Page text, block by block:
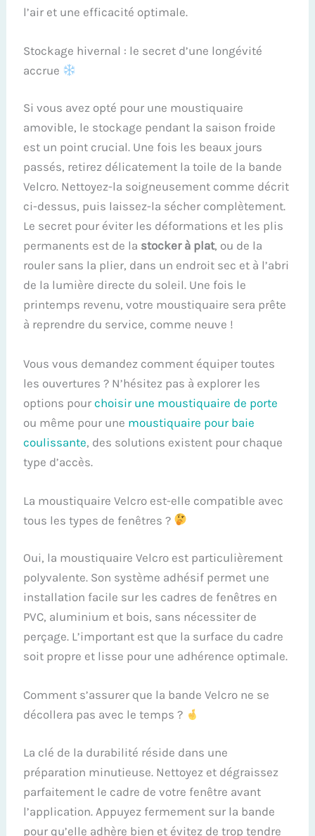
l’air et une efficacité optimale.
Stockage hivernal : le secret d’une longévité
accrue
Si vous avez opté pour une moustiquaire
amovible, le stockage pendant la saison froide
est un point crucial. Une fois les beaux jours
passés, retirez délicatement la toile de la bande
Velcro. Nettoyez-la soigneusement comme décrit
ci-dessus, puis laissez-la sécher complètement.
Le secret pour éviter les déformations et les plis
permanents est de la stocker à plat, ou de la
rouler sans la plier, dans un endroit sec et à l’abri
de la lumière directe du soleil. Une fois le
printemps revenu, votre moustiquaire sera prête
à reprendre du service, comme neuve !
Vous vous demandez comment équiper toutes
les ouvertures ? N’hésitez pas à explorer les
options pourchoisir une moustiquaire de porte
ou même pour une moustiquaire pour baie
coulissante, des solutions existent pour chaque
type d’accès.
La moustiquaire Velcro est-elle compatible avec
tous les types de fenêtres ?
Oui, la moustiquaire Velcro est particulièrement
polyvalente. Son système adhésif permet une
installation facile sur les cadres de fenêtres en
PVC, aluminium et bois, sans nécessiter de
perçage. L’important est que la surface du cadre
soit propre et lisse pour une adhérence optimale.
Comment s’assurer que la bande Velcro ne se
décollera pas avec le temps ?
La clé de la durabilité réside dans une
préparation minutieuse. Nettoyez et dégraissez
parfaitement le cadre de votre fenêtre avant
l’application. Appuyez fermement sur la bande
pour qu’elle adhère bien et évitez de trop tendre